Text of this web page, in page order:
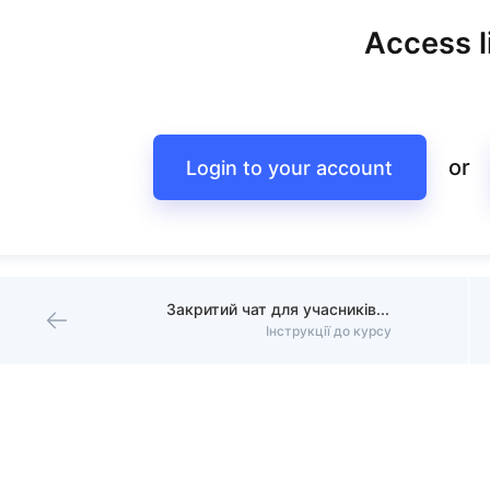
Access
Login to your account or
Закритий чат для учасників курсу
Інструкції до курсу